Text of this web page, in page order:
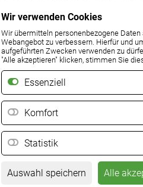
Wir verwenden Cookies
Wir übermitteln personenbezogene
Webangebot zu verbessern. Hierfür und
aufgeführten Zwecken verwenden zu
"Alle akzeptieren" klicken, stimmen Sie
Essenziell
Komfort
Statistik
Auswahl speichern Alle
einer behördlichen Prüfung,
des Mitspracherechts der
Abschussplänen besteht nun
Auflösung von
Mitspracherecht bei der
der Ersatzpflicht des
(Bär, Wolf etc.) verursachen.
ganzjährig geschontes Wild
gesetzlichen Bestimmung.
aus einem extra